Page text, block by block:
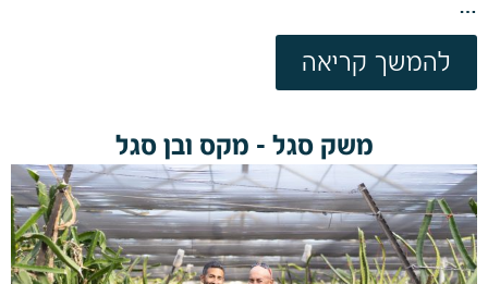
…
להמשך קריאה
משק סגל – מקס ובן סגל